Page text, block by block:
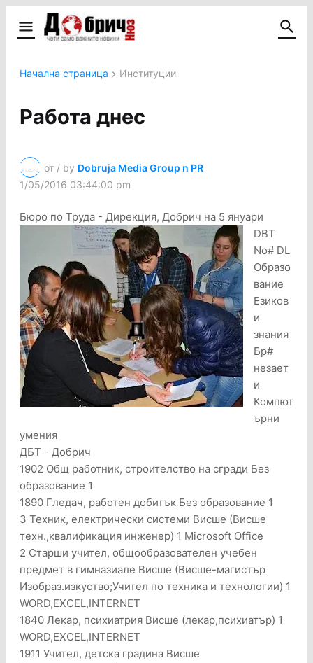
Начална страница Институции
Работа днес
от / by Dobruja Media Group n PR
1/05/2016 03:44:00 pm
Бюро по Труда - Дирекция, Добрич на 5 януари
DBT
No# DL
Образо
вание
Езиков
и
знания
Бр#
незает
и
Компют
ърни
умения
ДБТ - Добрич
1902 Общ работник, строителство на сгради Без
образование 1
1890 Гледач, работен добитък Без образование 1
3 Техник, електрически системи Висше (Висше
техн.,квалификация инженер) 1 Microsoft Office
2 Старши учител, общообразователен учебен
предмет в гимназиале Висше (Висше-магистър
Изобраз.изкуство;Учител по техника и технологии) 1
WORD,EXCEL,INTERNET
1840 Лекар, психиатрия Висше (лекар,психиатър) 1
WORD,EXCEL,INTERNET
1911 Учител, детска градина Висше